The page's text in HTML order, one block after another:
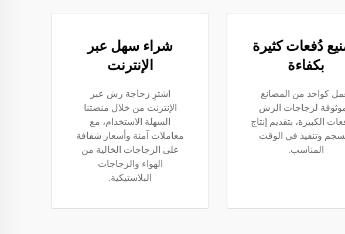
دُفعات كثيرة
بكفاءة
كواحد من المصانع
لزجاجات الرش
الكبيرة، بتقديم إنتاج
وتنفيذ في الوقت
المناسب.
شراء سهل عبر
الإنترنت
اشترِ زجاجة رش عبر
الإنترنت من خلال منصتنا
السهلة الاستخدام، مع
معاملات آمنة وأسعار شفافة
على الزجاجات الخالية من
الهواء والزجاجات
البلاستيكية.